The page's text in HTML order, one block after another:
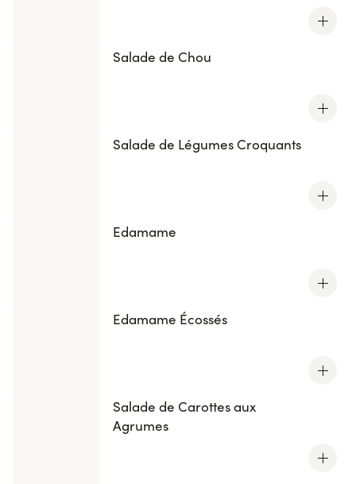
Salade de Chou
Salade de Légumes Croquants
Edamame
Edamame Écossés
Salade de Carottes aux
Agrumes